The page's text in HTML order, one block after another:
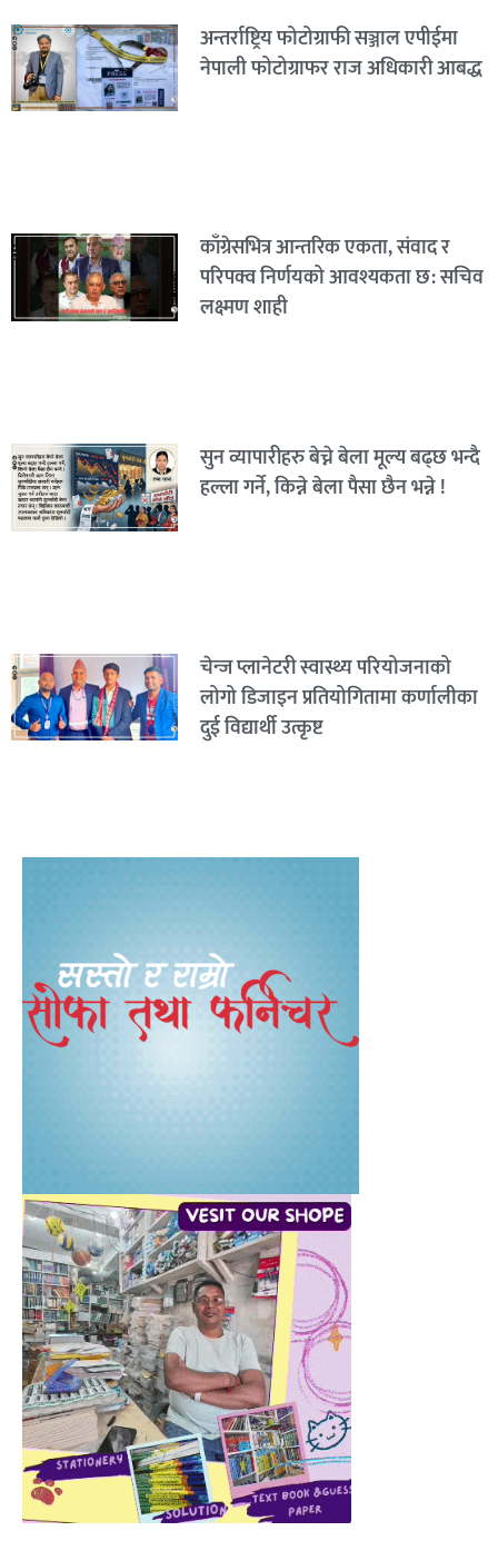
अन्तर्राष्ट्रिय फोटोग्राफी सञ्जाल एपीईमा
नेपाली फोटोग्राफर राज अधिकारी आबद्ध
काँग्रेसभित्र आन्तरिक एकता, संवाद र
परिपक्व निर्णयको आवश्यकता छ: सचिव
लक्ष्मण शाही
सुन व्यापारीहरु बेच्ने बेला मूल्य बढ्छ भन्दै
हल्ला गर्ने, किन्ने बेला पैसा छैन भन्ने !
चेन्ज प्लानेटरी स्वास्थ्य परियोजनाको
लोगो डिजाइन प्रतियोगितामा कर्णालीका
दुई विद्यार्थी उत्कृष्ट